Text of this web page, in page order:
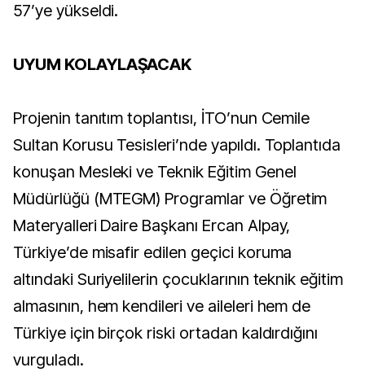
57’ye yükseldi.
UYUM KOLAYLAŞACAK
Projenin tanıtım toplantısı, İTO’nun Cemile
Sultan Korusu Tesisleri’nde yapıldı. Toplantıda
konuşan Mesleki ve Teknik Eğitim Genel
Müdürlüğü (MTEGM) Programlar ve Öğretim
Materyalleri Daire Başkanı Ercan Alpay,
Türkiye’de misafir edilen geçici koruma
altındaki Suriyelilerin çocuklarının teknik eğitim
almasının, hem kendileri ve aileleri hem de
Türkiye için birçok riski ortadan kaldırdığını
vurguladı.